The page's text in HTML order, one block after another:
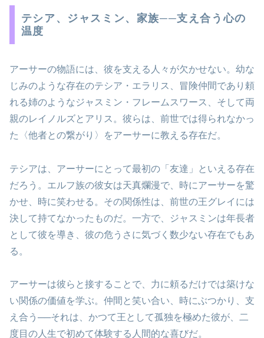
テシア、ジャスミン、家族──支え合う心の
温度
アーサーの物語には、彼を支える人々が欠かせない。幼な
じみのような存在のテシア・エラリス、冒険仲間であり頼
れる姉のようなジャスミン・フレームスワース、そして両
親のレイノルズとアリス。彼らは、前世では得られなかっ
た〈他者との繋がり〉をアーサーに教える存在だ。
テシアは、アーサーにとって最初の「友達」といえる存在
だろう。エルフ族の彼女は天真爛漫で、時にアーサーを驚
かせ、時に笑わせる。その関係性は、前世の王グレイには
決して持てなかったものだ。一方で、ジャスミンは年長者
として彼を導き、彼の危うさに気づく数少ない存在でもあ
る。
アーサーは彼らと接することで、力に頼るだけでは築けな
い関係の価値を学ぶ。仲間と笑い合い、時にぶつかり、支
え合う──それは、かつて王として孤独を極めた彼が、二
度目の人生で初めて体験する人間的な喜びだ。